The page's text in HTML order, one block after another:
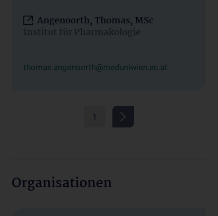
Angenoorth, Thomas, MSc
Institut für Pharmakologie
thomas.angenoorth@meduniwien.ac.at
1
Organisationen